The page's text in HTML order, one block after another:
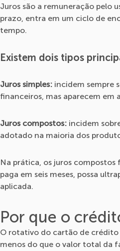
Juros são a remuneração pelo
prazo, entra em um ciclo de
tempo.
Existem dois tipos
Juros simples: incidem sempre
financeiros, mas aparecem
Juros compostos: incidem
adotado na maioria dos
Na prática, os juros
paga em seis meses, possa
aplicada.
Por que o
O rotativo do cartão de
menos do que o valor total da